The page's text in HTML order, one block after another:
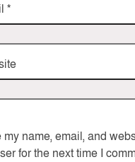
*
my name, email, and
for the next time I